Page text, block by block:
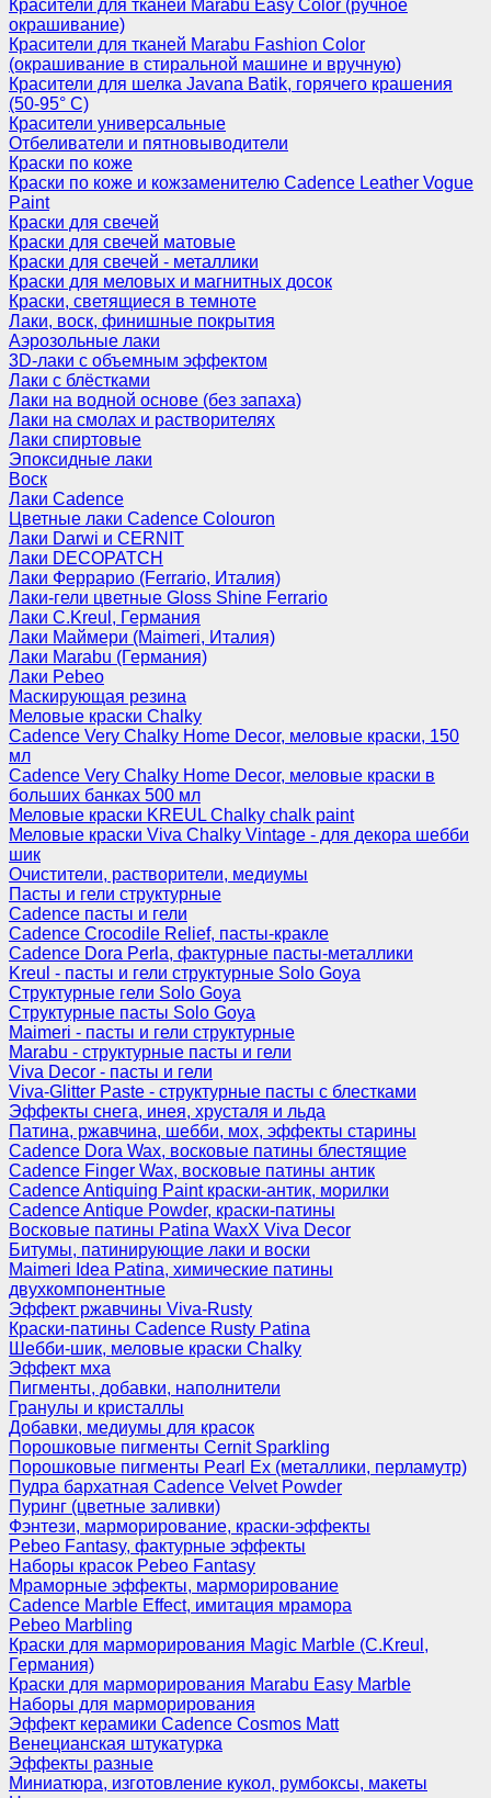
Красители для тканей Marabu Easy Color (ручное
окрашивание)
Красители для тканей Marabu Fashion Color
(окрашивание в стиральной машине и вручную)
Красители для шелка Javana Batik, горячего крашения
(50-95° С)
Красители универсальные
Отбеливатели и пятновыводители
Краски по коже
Краски по коже и кожзаменителю Cadence Leather Vogue
Paint
Краски для свечей
Краски для свечей матовые
Краски для свечей - металлики
Краски для меловых и магнитных досок
Краски, светящиеся в темноте
Лаки, воск, финишные покрытия
Аэрозольные лаки
3D-лаки с объемным эффектом
Лаки с блёстками
Лаки на водной основе (без запаха)
Лаки на смолах и растворителях
Лаки спиртовые
Эпоксидные лаки
Воск
Лаки Cadence
Цветные лаки Cadence Colouron
Лаки Darwi и CERNIT
Лаки DECOPATCH
Лаки Феррарио (Ferrario, Италия)
Лаки-гели цветные Gloss Shine Ferrario
Лаки C.Kreul, Германия
Лаки Маймери (Maimeri, Италия)
Лаки Marabu (Германия)
Лаки Pebeo
Маскирующая резина
Меловые краски Chalky
Cadence Very Chalky Home Decor, меловые краски, 150
мл
Cadence Very Chalky Home Decor, меловые краски в
больших банках 500 мл
Меловые краски KREUL Chalky chalk paint
Меловые краски Viva Chalky Vintage - для декора шебби
шик
Очистители, растворители, медиумы
Пасты и гели структурные
Cadence пасты и гели
Cadence Crocodile Relief, пасты-кракле
Cadence Dora Perla, фактурные пасты-металлики
Kreul - пасты и гели структурные Solo Goya
Структурные гели Solo Goya
Структурные пасты Solo Goya
Maimeri - пасты и гели структурные
Marabu - структурные пасты и гели
Viva Decor - пасты и гели
Viva-Glitter Paste - структурные пасты с блестками
Эффекты снега, инея, хрусталя и льда
Патина, ржавчина, шебби, мох, эффекты старины
Cadence Dora Wax, восковые патины блестящие
Cadence Finger Wax, восковые патины антик
Сadence Antiquing Paint краски-антик, морилки
Cadence Antique Powder, краски-патины
Восковые патины Patina WaxX Viva Decor
Битумы, патинирующие лаки и воски
Maimeri Idea Patina, химические патины
двухкомпонентные
Эффект ржавчины Viva-Rusty
Краски-патины Cadence Rusty Patina
Шебби-шик, меловые краски Chalky
Эффект мха
Пигменты, добавки, наполнители
Гранулы и кристаллы
Добавки, медиумы для красок
Порошковые пигменты Cernit Sparkling
Порошковые пигменты Pearl Ex (металлики, перламутр)
Пудра бархатная Cadence Velvet Powder
Пуринг (цветные заливки)
Фэнтези, марморирование, краски-эффекты
Pebeo Fantasy, фактурные эффекты
Наборы красок Pebeo Fantasy
Мраморные эффекты, марморирование
Cadence Marble Effect, имитация мрамора
Pebeo Marbling
Краски для марморирования Magic Marble (C.Kreul,
Германия)
Краски для марморирования Marabu Easy Marble
Наборы для марморирования
Эффект керамики Cadence Cosmos Matt
Венецианская штукатурка
Эффекты разные
Миниатюра, изготовление кукол, румбоксы, макеты